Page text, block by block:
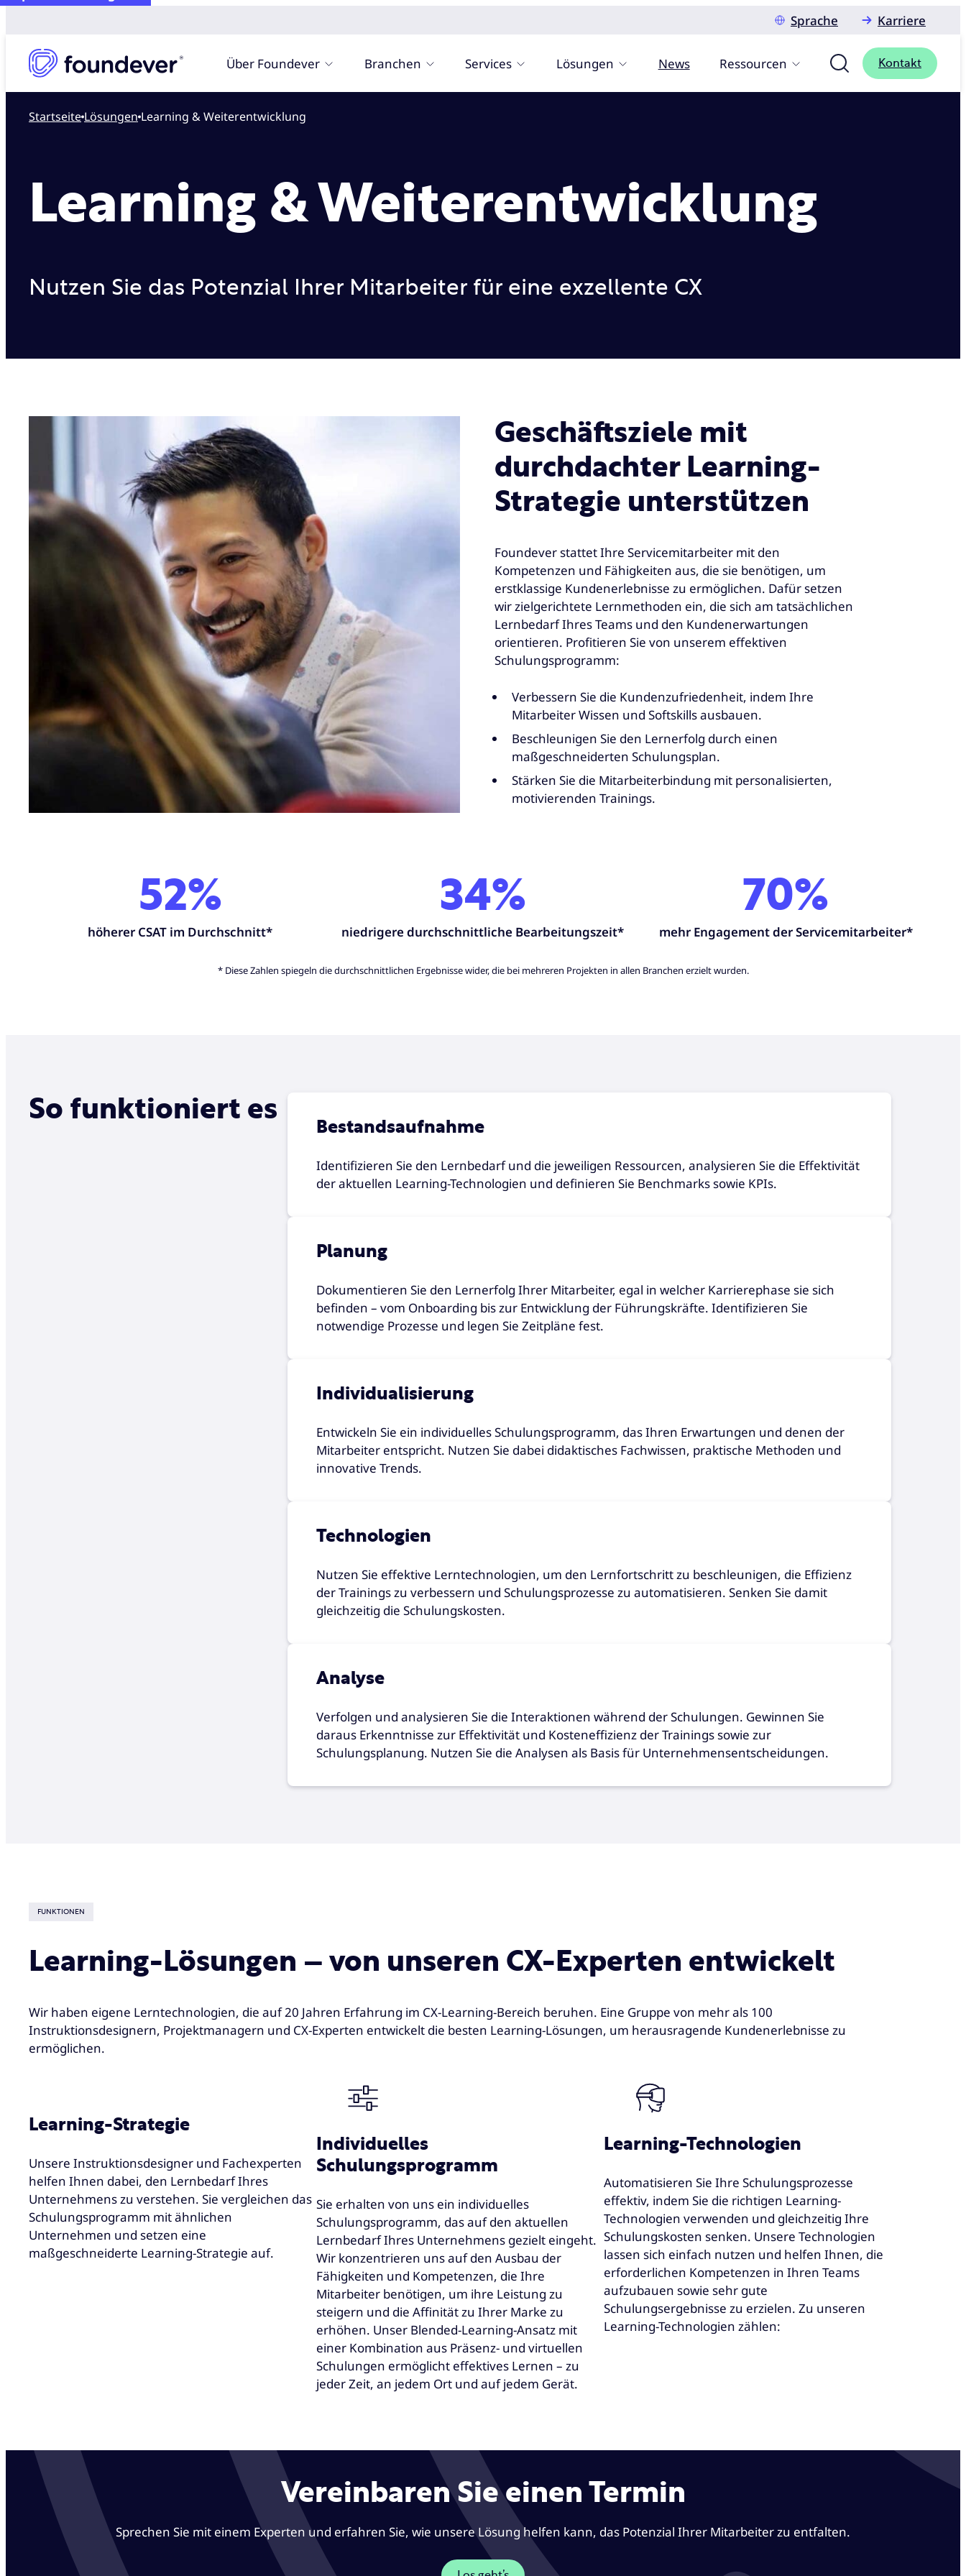
Sprache
Karriere
Über Foundever Branchen Services Lösungen News Ressourcen Kontakt
Startseite lösungen Learning & Weiterentwicklung
Learning & Weiterentwicklung
Nutzen Sie das Potenzial Ihrer Mitarbeiter für eine exzellente CX
Geschäftsziele mit
durchdachter Learning-
Strategie unterstützen
Foundever stattet Ihre Servicemitarbeiter mit den
Kompetenzen und Fähigkeiten aus, die sie benötigen, um
erstklassige Kundenerlebnisse zu ermöglichen. Dafür setzen
wir zielgerichtete Lernmethoden ein, die sich am tatsächlichen
Lernbedarf Ihres Teams und den Kundenerwartungen
orientieren. Profitieren Sie von unserem effektiven
Schulungsprogramm:
Verbessern Sie die Kundenzufriedenheit, indem Ihre
Mitarbeiter Wissen und Softskills ausbauen.
Beschleunigen Sie den Lernerfolg durch einen
maßgeschneiderten Schulungsplan.
Stärken Sie die Mitarbeiterbindung mit personalisierten,
motivierenden Trainings.
52%
höherer CSAT im Durchschnitt*
34%
niedrigere durchschnittliche Bearbeitungszeit*
70%
mehr Engagement der Servicemitarbeiter*
* Diese Zahlen spiegeln die durchschnittlichen Ergebnisse wider, die bei mehreren Projekten in allen Branchen erzielt wurden.
So funktioniert es
Bestandsaufnahme
Identifizieren Sie den Lernbedarf und die jeweiligen Ressourcen, analysieren Sie die Effektivität
der aktuellen Learning-Technologien und definieren Sie Benchmarks sowie KPIs.
Planung
Dokumentieren Sie den Lernerfolg Ihrer Mitarbeiter, egal in welcher Karrierephase sie sich
befinden – vom Onboarding bis zur Entwicklung der Führungskräfte. Identifizieren Sie
notwendige Prozesse und legen Sie Zeitpläne fest.
Individualisierung
Entwickeln Sie ein individuelles Schulungsprogramm, das Ihren Erwartungen und denen der
Mitarbeiter entspricht. Nutzen Sie dabei didaktisches Fachwissen, praktische Methoden und
innovative Trends.
Technologien
Nutzen Sie effektive Lerntechnologien, um den Lernfortschritt zu beschleunigen, die Effizienz
der Trainings zu verbessern und Schulungsprozesse zu automatisieren. Senken Sie damit
gleichzeitig die Schulungskosten.
Analyse
Verfolgen und analysieren Sie die Interaktionen während der Schulungen. Gewinnen Sie
daraus Erkenntnisse zur Effektivität und Kosteneffizienz der Trainings sowie zur
Schulungsplanung. Nutzen Sie die Analysen als Basis für Unternehmensentscheidungen.
FUNKTIONEN
Learning-Lösungen – von unseren CX-Experten entwickelt
Wir haben eigene Lerntechnologien, die auf 20 Jahren Erfahrung im CX-Learning-Bereich beruhen. Eine Gruppe von mehr als 100
Instruktionsdesignern, Projektmanagern und CX-Experten entwickelt die besten Learning-Lösungen, um herausragende Kundenerlebnisse zu
ermöglichen.
Learning-Strategie
Unsere Instruktionsdesigner und Fachexperten
helfen Ihnen dabei, den Lernbedarf Ihres
Unternehmens zu verstehen. Sie vergleichen das
Schulungsprogramm mit ähnlichen
Unternehmen und setzen eine
maßgeschneiderte Learning-Strategie auf.
Individuelles
Schulungsprogramm
Sie erhalten von uns ein individuelles
Schulungsprogramm, das auf den aktuellen
Lernbedarf Ihres Unternehmens gezielt eingeht.
Wir konzentrieren uns auf den Ausbau der
Fähigkeiten und Kompetenzen, die Ihre
Mitarbeiter benötigen, um ihre Leistung zu
steigern und die Affinität zu Ihrer Marke zu
erhöhen. Unser Blended-Learning-Ansatz mit
einer Kombination aus Präsenz- und virtuellen
Schulungen ermöglicht effektives Lernen – zu
jeder Zeit, an jedem Ort und auf jedem Gerät.
Learning-Technologien
Automatisieren Sie Ihre Schulungsprozesse
effektiv, indem Sie die richtigen Learning-
Technologien verwenden und gleichzeitig Ihre
Schulungskosten senken. Unsere Technologien
lassen sich einfach nutzen und helfen Ihnen, die
erforderlichen Kompetenzen in Ihren Teams
aufzubauen sowie sehr gute
Schulungsergebnisse zu erzielen. Zu unseren
Learning-Technologien zählen:
Vereinbaren Sie einen Termin
Sprechen Sie mit einem Experten und erfahren Sie, wie unsere Lösung helfen kann, das Potenzial Ihrer Mitarbeiter zu entfalten.